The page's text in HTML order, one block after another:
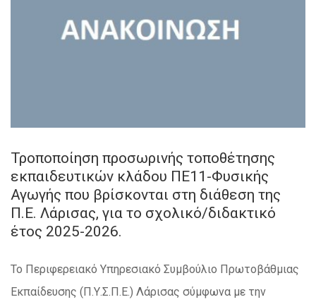
Τροποποίηση προσωρινής τοποθέτησης
εκπαιδευτικών κλάδου ΠΕ11-Φυσικής
Αγωγής που βρίσκονται στη διάθεση της
Π.Ε. Λάρισας, για το σχολικό/διδακτικό
έτος 2025-2026.
Το Περιφερειακό Υπηρεσιακό Συμβούλιο Πρωτοβάθμιας
Εκπαίδευσης (Π.Υ.Σ.Π.Ε.) Λάρισας σύμφωνα με την